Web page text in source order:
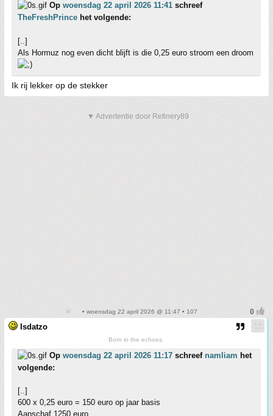
Op woensdag 22 april 2026 11:41 schreef
TheFreshPrince het volgende:
[..]
Als Hormuz nog even dicht blijft is die 0,25 euro stroom een droom
Ik rij lekker op de stekker
▼ Advertentie door Refinery89
• woensdag 22 april 2026 @ 11:47 • 107
Isdatzo
Born in the echoes.
Op woensdag 22 april 2026 11:17 schreef namliam het
volgende:
[..]
600 x 0,25 euro = 150 euro op jaar basis
Aanschaf 1250 euro